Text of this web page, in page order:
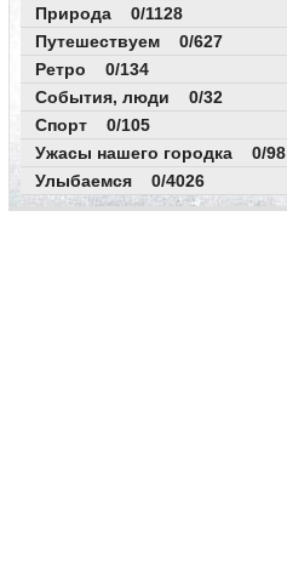
Природа 0/1128
Путешествуем 0/627
Ретро 0/134
События, люди 0/32
Спорт 0/105
Ужасы нашего городка 0/98
Улыбаемся 0/4026